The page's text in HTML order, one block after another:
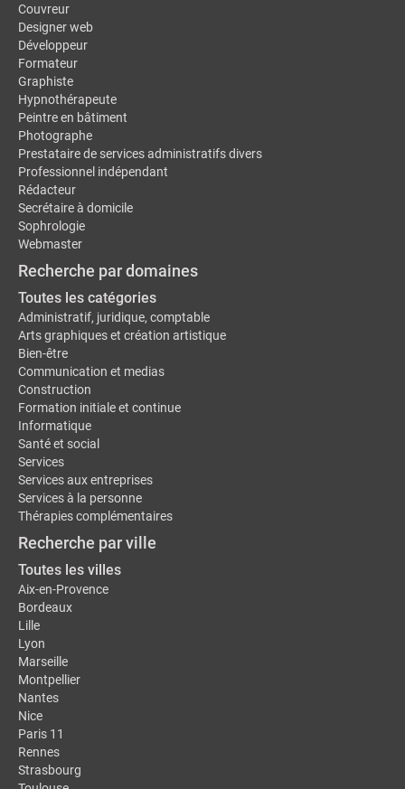
Couvreur
Designer web
Développeur
Formateur
Graphiste
Hypnothérapeute
Peintre en bâtiment
Photographe
Prestataire de services administratifs divers
Professionnel indépendant
Rédacteur
Secrétaire à domicile
Sophrologie
Webmaster
Recherche par domaines
Toutes les catégories
Administratif, juridique, comptable
Arts graphiques et création artistique
Bien-être
Communication et medias
Construction
Formation initiale et continue
Informatique
Santé et social
Services
Services aux entreprises
Services à la personne
Thérapies complémentaires
Recherche par ville
Toutes les villes
Aix-en-Provence
Bordeaux
Lille
Lyon
Marseille
Montpellier
Nantes
Nice
Paris 11
Rennes
Strasbourg